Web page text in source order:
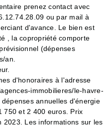
prenez contact avec
ou par mail à
d'avance. Le bien est
, la copropriété comporte
(dépenses
an.
d'honoraires à l'adresse
immobilieres/le-havre-
annuelles d'énergie
750 et 2 400 euros. Prix
2023. Les informations sur les